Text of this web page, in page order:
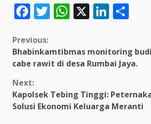
Facebook
Twitter
WhatsApp
X
Continue
Reading
Previous:
Bhabinkamtibmas monitoring
cabe rawit di desa Rumbai Jaya.
Next:
Kapolsek Tebing Tinggi:
Solusi Ekonomi Keluarga Meranti